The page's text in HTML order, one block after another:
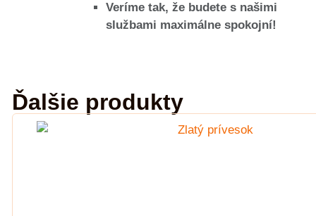
Veríme tak, že budete s našimi
službami maximálne spokojní!
Ďalšie produkty